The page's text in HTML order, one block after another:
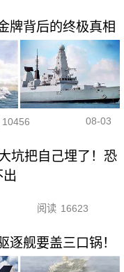
牌背后的终极真相
10456 08-03
坑把自己埋了！恐
阅读 16623
逐舰要盖三口锅！